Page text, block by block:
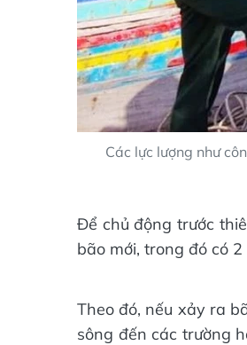
Các lực lượng như
Để chủ động trước
bão mới, trong đó có
Theo đó, nếu xảy ra
sông đến các trường